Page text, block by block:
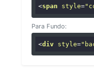
<span style=
Para Fundo:
<div style=